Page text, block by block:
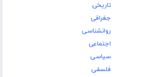
تاریخی
جغرافی
روانشناسی
اجتماعی
سیاسی
فلسفی